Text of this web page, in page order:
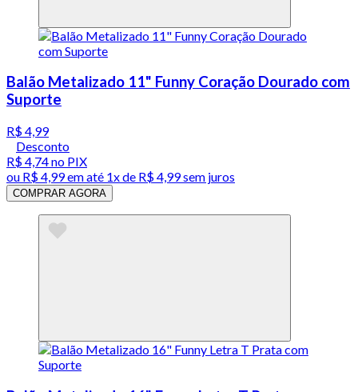
Balão Metalizado 11" Funny Coração Dourado com
Suporte
R$ 4,99
Desconto
R$ 4,74no PIX
ou R$ 4,99em até 1x de R$ 4,99sem juros
COMPRAR AGORA